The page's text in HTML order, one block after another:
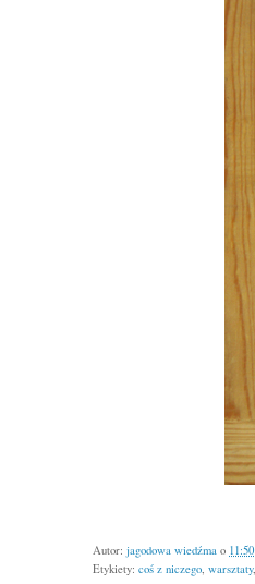
Autor: jagodowa wiedźma o 11:50
Etykiety: coś z niczego warsztaty,